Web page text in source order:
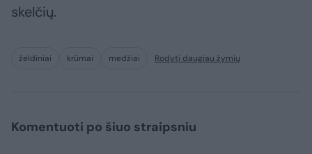
skelčių.
želdiniai krūmai medžiai Rodyti daugiau žymių
Komentuoti po šiuo straipsniu